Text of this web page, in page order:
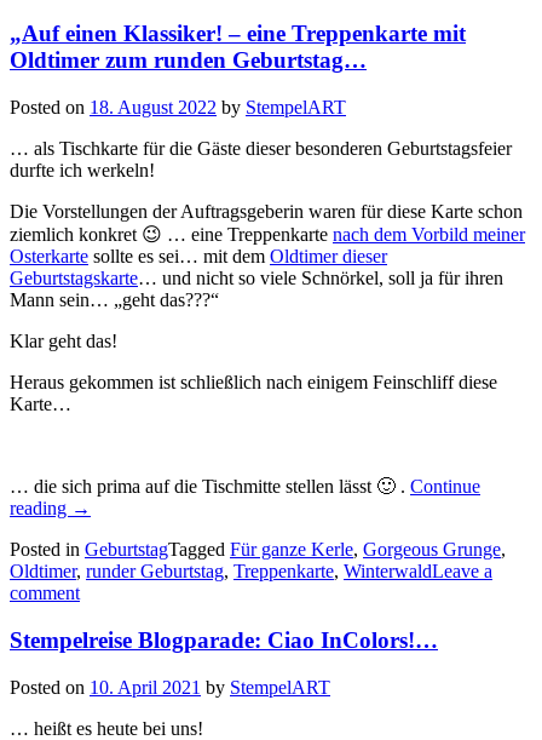
„Auf einen Klassiker! – eine Treppenkarte mit
Oldtimer zum runden Geburtstag…
Posted on 18. August 2022 by StempelART
… als Tischkarte für die Gäste dieser besonderen Geburtstagsfeier
durfte ich werkeln!
Die Vorstellungen der Auftragsgeberin waren für diese Karte schon
ziemlich konkret 😉 … eine Treppenkarte nach dem Vorbild meiner
Osterkarte sollte es sei… mit dem Oldtimer dieser
Geburtstagskarte… und nicht so viele Schnörkel, soll ja für ihren
Mann sein… „geht das???“
Klar geht das!
Heraus gekommen ist schließlich nach einigem Feinschliff diese
Karte…
… die sich prima auf die Tischmitte stellen lässt 🙂 . Continue
reading „„Auf
Klassiker!
–
eine
mit
zum
runden
Geburtstag…“
→
Posted in GeburtstagTagged Für ganze Kerle, Gorgeous Grunge,
Oldtimer, runder Geburtstag, Treppenkarte, WinterwaldLeave a
comment
Stempelreise Blogparade: Ciao InColors!…
Posted on 10. April 2021 by StempelART
… heißt es heute bei uns!